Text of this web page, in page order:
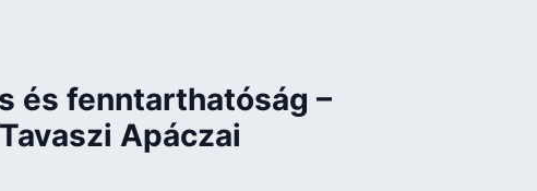
és fenntarthatóság –
Apáczai